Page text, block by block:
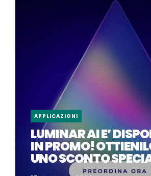
APPLICAZIONI
LUMINAR AI E’
IN PROMO!
UNO SCONTO